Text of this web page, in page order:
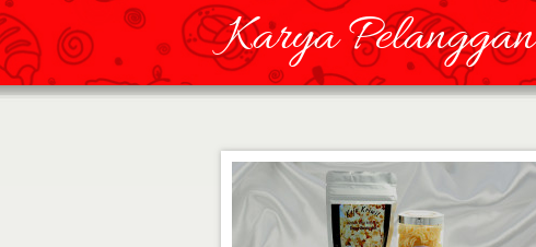
Karya Pelanggan